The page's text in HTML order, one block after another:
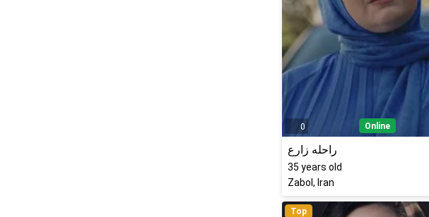
0 Online
راحله زارع
35 years old
Zabol, Iran
Top